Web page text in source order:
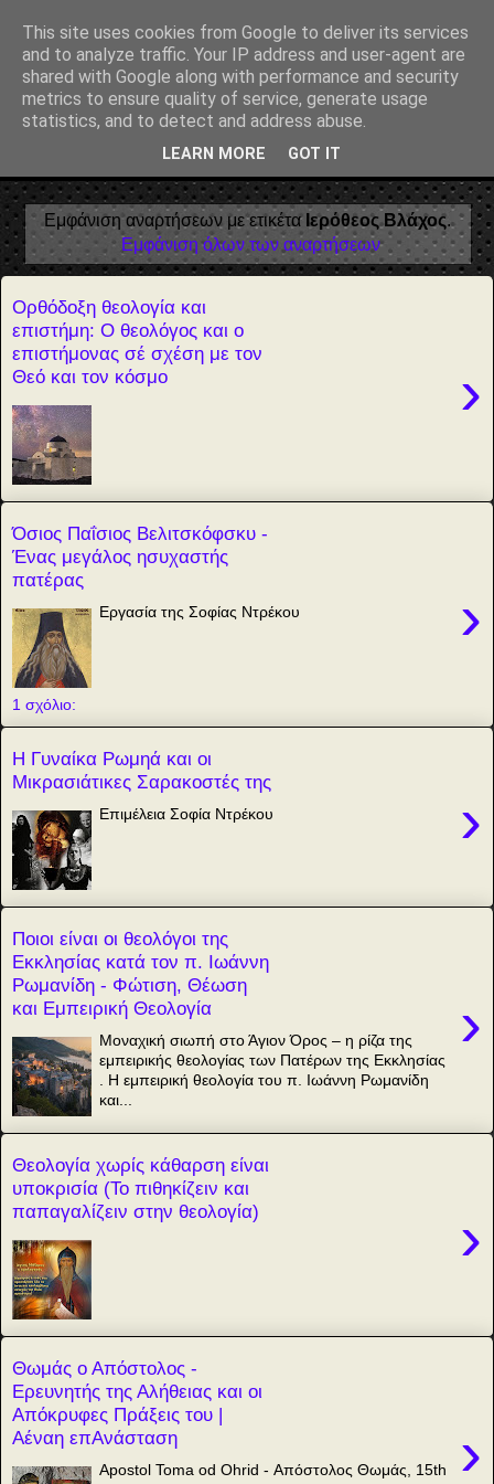
Αέναη επΑνάσταση
• Επιστήμη • Ψυχολογία • Λογοτεχνία • Τέχνες • Θεολογία •
Φιλοσοφία • Στοχασμοί... για τη μνήμη, τον άνθρωπο και το
Φως
Εμφάνιση αναρτήσεων με ετικέτα Ιερόθεος Βλάχος.
Εμφάνιση όλων των αναρτήσεων
Ορθόδοξη θεολογία και
επιστήμη: Ο θεολόγος και ο
επιστήμονας σέ σχέση με τον
Θεό και τον κόσμο
›
Όσιος Παΐσιος Βελιτσκόφσκυ -
Ένας μεγάλος ησυχαστής
πατέρας
›
Εργασία της Σοφίας Ντρέκου
1 σχόλιο:
Η Γυναίκα Ρωμηά και οι
Μικρασιάτικες Σαρακοστές της
›
Επιμέλεια Σοφία Ντρέκου
Ποιοι είναι οι θεολόγοι της
Εκκλησίας κατά τον π. Ιωάννη
Ρωμανίδη - Φώτιση, Θέωση
και Εμπειρική Θεολογία
›
Μοναχική σιωπή στο Άγιον Όρος – η ρίζα της
εμπειρικής θεολογίας των Πατέρων της Εκκλησίας
. Η εμπειρική θεολογία του π. Ιωάννη Ρωμανίδη
και...
Θεολογία χωρίς κάθαρση είναι
υποκρισία (Το πιθηκίζειν και
παπαγαλίζειν στην θεολογία)
›
Θωμάς ο Απόστολος -
Ερευνητής της Αλήθειας και οι
Απόκρυφες Πράξεις του |
Αέναη επΑνάσταση
›
Apostol Toma od Ohrid - Απόστολος Θωμάς, 15th
This site uses cookies from Google to deliver its services
and to analyze traffic. Your IP address and user-agent are
shared with Google along with performance and security
metrics to ensure quality of service, generate usage
statistics, and to detect and address abuse.
LEARN MORE GOT IT